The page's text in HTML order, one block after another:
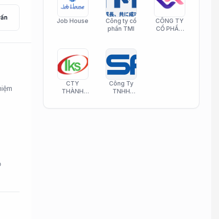
Job House
Công ty cổ
phần TMI
CÔNG TY
CỔ PHẦN
CTY
THÀNH
PHAMATECH
Công Ty
TNHH
Phần Mềm